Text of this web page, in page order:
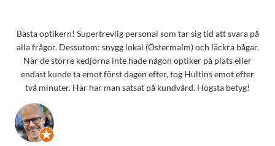
Bästa optikern! Supertrevlig personal som tar sig tid att svara på
alla frågor. Dessutom: snygg lokal (Östermalm) och läckra bågar.
När de större kedjorna inte hade någon optiker på plats eller
endast kunde ta emot först dagen efter, tog Hultins emot efter
två minuter. Här har man satsat på kundvård. Högsta betyg!